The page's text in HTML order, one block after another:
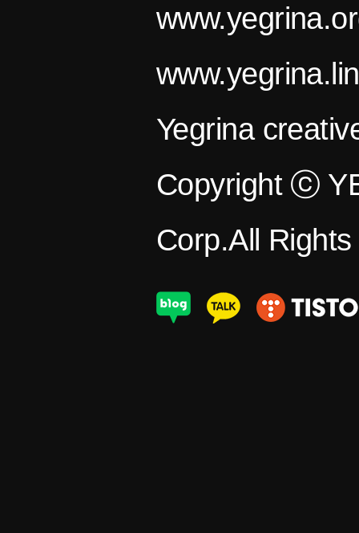
Yegrina
Copyright ⓒ
Corp.All